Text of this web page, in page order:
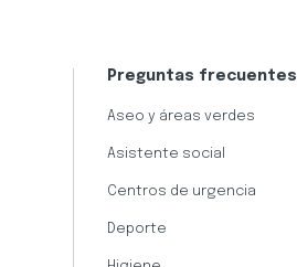
Preguntas frecuentes
Aseo y áreas verdes
Asistente social
Centros de urgencia
Deporte